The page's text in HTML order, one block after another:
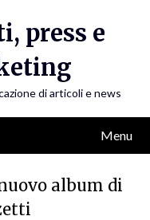
press e
di articoli e news
Menu
album di